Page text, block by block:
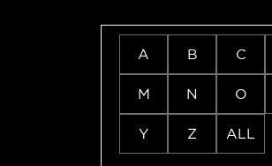
A B C
M N O
Y Z ALL